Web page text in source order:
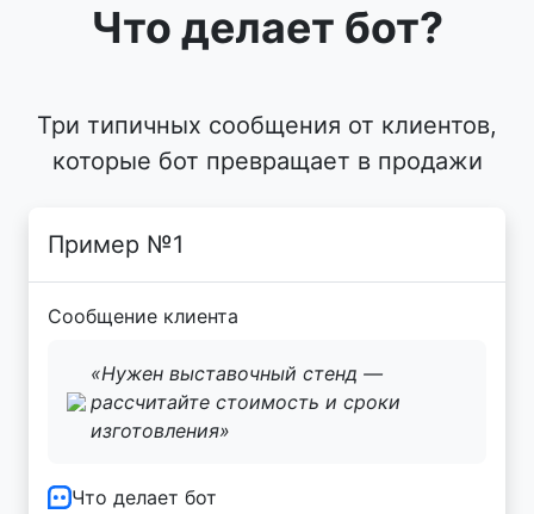
Что делает бот?
Три типичных сообщения от клиентов,
которые бот превращает в продажи
Пример №1
Сообщение клиента
«Нужен выставочный стенд —
рассчитайте стоимость и сроки
изготовления»
Что делает бот